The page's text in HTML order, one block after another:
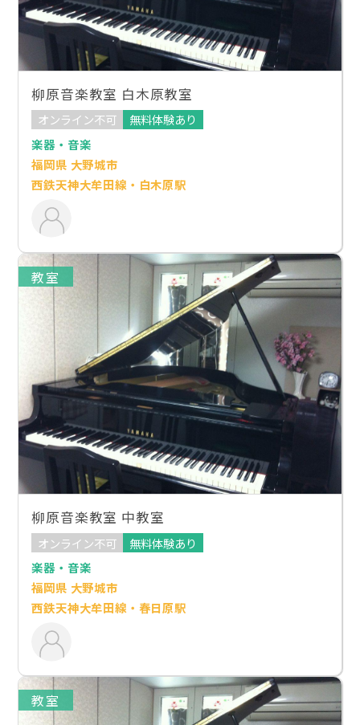
柳原音楽教室 白木原教室
オンライン不可
無料体験あり
楽器・音楽
福岡県 大野城市
西鉄天神大牟田線・白木原駅
教室
柳原音楽教室 中教室
オンライン不可
無料体験あり
楽器・音楽
福岡県 大野城市
西鉄天神大牟田線・春日原駅
教室